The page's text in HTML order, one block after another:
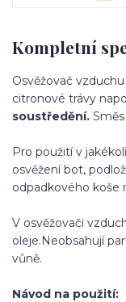
Kompletní
Osvěžovač vzduchu
citronové trávy
soustředění.
Pro použití v jakékoli
osvěžení bot,
odpadkového koše
V osvěžovači
oleje.Neobsahují
vůně.
Návod na použití: